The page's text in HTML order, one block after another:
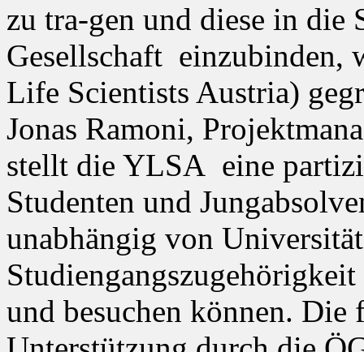
zu tra-gen und diese in die
Gesellschaft einzubinden,
Life Scientists Austria)
Jonas Ramoni,
stellt die YLSA eine
Studenten und
unabhängig von
und besuchen können.